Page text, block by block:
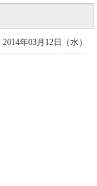
2014年03月12日（水）